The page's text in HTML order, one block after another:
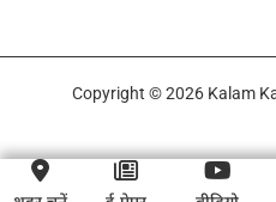
Copyright © 2026 Kalam